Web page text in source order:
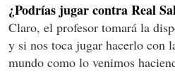
¿Podrías jugar contra Real
Claro, el profesor tomará la
y si nos toca jugar hacerlo con
mundo como lo venimos